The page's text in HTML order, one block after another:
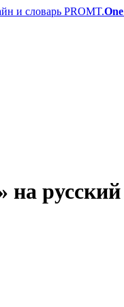
PROMT.One
на русский